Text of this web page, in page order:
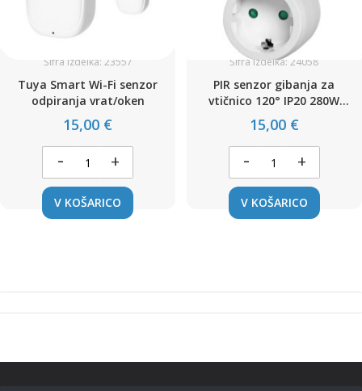
Šifra izdelka: 23557
Tuya Smart Wi-Fi senzor
odpiranja vrat/oken
15,00 €
- +
V KOŠARICO
Šifra izdelka: 24058
PIR senzor gibanja za
vtičnico 120° IP20 280W
Schuko
15,00 €
- +
V KOŠARICO